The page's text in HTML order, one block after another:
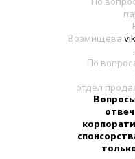
Возмищева
По
отдел